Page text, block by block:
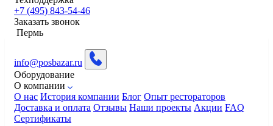
+7 (495) 843-54-46
Заказать звонок
Пермь
info@posbazar.ru
Оборудование
О компании
О нас История компании Блог Опыт рестораторов
Доставка и оплата Отзывы Наши проекты Акции FAQ
Сертификаты